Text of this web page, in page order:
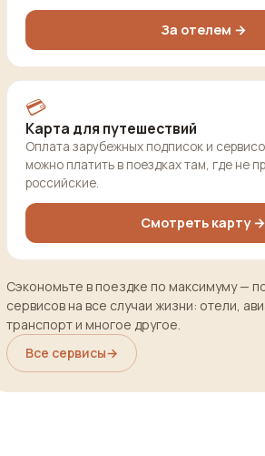
За отелем →
💳
Карта для путешествий
Оплата зарубежных подписок и
можно платить в поездках там, где не
российские.
Смотреть карту →
Сэкономьте в поездке по максимуму —
сервисов на все случаи жизни: отели,
транспорт и многое другое.
Все сервисы→